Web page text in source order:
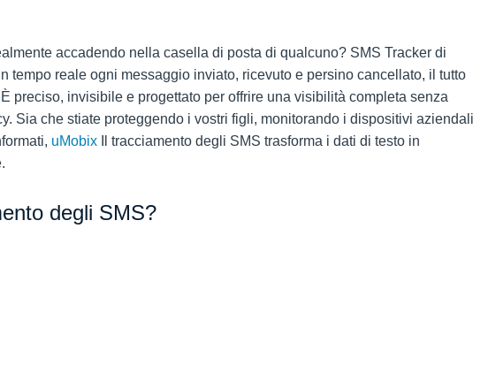
accadendo nella casella di posta di qualcuno? SMS Tracker di
tempo reale ogni messaggio inviato, ricevuto e persino cancellato, il tutto
preciso, invisibile e progettato per offrire una visibilità completa senza
Sia che stiate proteggendo i vostri figli, monitorando i dispositivi aziendali
uMobix Il tracciamento degli SMS trasforma i dati di testo in
degli SMS?